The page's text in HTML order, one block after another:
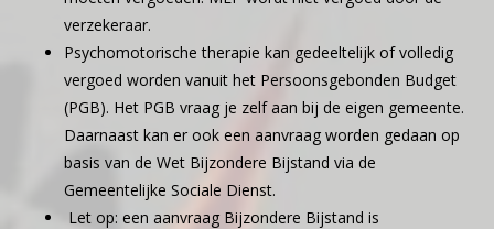
verzekeraar.
Psychomotorische therapie kan gedeeltelijk of volledig
vergoed worden vanuit het Persoonsgebonden Budget
(PGB). Het PGB vraag je zelf aan bij de eigen gemeente.
Daarnaast kan er ook een aanvraag worden gedaan op
basis van de Wet Bijzondere Bijstand via de
Gemeentelijke Sociale Dienst.
Let op: een aanvraag Bijzondere Bijstand is